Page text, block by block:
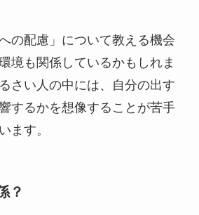
の配慮」について教える機会
境も関係しているかもしれま
さい人の中には、自分の出す
するかを想像することが苦手
ます。
？